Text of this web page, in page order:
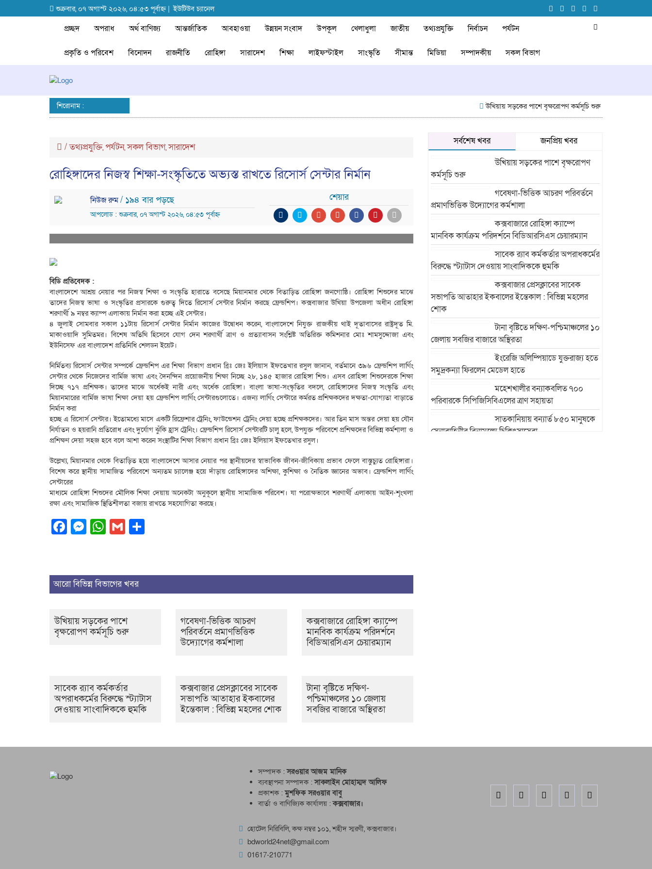
শুক্রবার, ০৭ অগাস্ট ২০২৬, ০৪:৫৩ পূর্বাহ্ন | ইউটিউব চ্যানেল
প্রচ্ছদ অপরাধ অর্থ বাণিজ্য আন্তর্জাতিক আবহাওয়া উন্নয়ন সংবাদ উপকূল খেলাধুলা জাতীয় তথ্যপ্রযুক্তি নির্বাচন পর্যটন
প্রকৃতি ও পরিবেশ বিনোদন রাজনীতি রোহিঙ্গা সারাদেশ শিক্ষা লাইফস্টাইল সাংস্কৃতি সীমান্ত মিডিয়া সম্পাদকীয় সকল বিভাগ
শিরোনাম : উখিয়ায় সড়কের পাশে বৃক্ষরোপণ কর্মসূচি শুরু
/তথ্যপ্রযুক্তি, পর্যটন,সকল বিভাগ,সারাদেশ
রোহিঙ্গাদের নিজস্ব শিক্ষা-সংস্কৃতিতে অভ্যস্ত রাখতে রিসোর্স সেন্টার নির্মান
নিউজ রুম/ ১৯৪ বার পড়ছে
আপলোড : শুক্রবার, ০৭ অগাস্ট ২০২৬, ০৪:৫৩ পূর্বাহ্ন
শেয়ার
বিডি প্রতিবেদক :
বাংলাদেশে আশ্রয় নেয়ার পর নিজস্ব শিক্ষা ও সংস্কৃতি হারাতে বসেছে মিয়ানমার থেকে বিতাড়িত রোহিঙ্গা জনগোষ্ঠি। রোহিঙ্গা শিশুদের মাঝে
তাদের নিজস্ব ভাষা ও সংস্কৃতির প্রসারকে গুরুত্ব দিতে রিসোর্স সেন্টার নির্মান করছে ফ্রেন্ডশিপ। কক্সবাজার উখিয়া উপজেলা অধীন রোহিঙ্গা
শরণার্থী ৯ নম্বর ক্যাম্প এলাকায় নির্মান করা হচ্ছে এই সেন্টার।
৪ জুলাই সোমবার সকাল ১১টায় রিসোর্স সেন্টার নির্মান কাজের উদ্বোধন করেন, বাংলাদেশে নিযুক্ত রাজকীয় থাই দূতাবাসের রাষ্ট্রদূত মি.
মাকাওয়াদি সুমিতমর। বিশেষ অতিথি হিসেবে যোগ দেন শরণার্থী ত্রাণ ও প্রত্যাবাসন সংশ্লিষ্ট অতিরিক্ত কমিশনার মোঃ শামসুদ্দোজা এবং
ইউনিসেফ এর বাংলাদেশ প্রতিনিধি শেলডন ইয়েট।
নির্মিতব্য রিসোর্স সেন্টার সম্পর্কে ফ্রেন্ডশিপ এর শিক্ষা বিভাগ প্রধান ব্রিঃ জেঃ ইলিয়াস ইফতেখার রসুল জানান, বর্তমানে ৩৯৬ ফ্রেন্ডশিপ লার্ণিং
সেন্টার থেকে নিজেদের বার্মিজ ভাষা এবং দৈনন্দিন প্রয়োজনীয় শিক্ষা নিচ্ছে ২৮, ১৪৫ হাজার রোহিঙ্গা শিশু। এসব রোহিঙ্গা শিশুদেরকে শিক্ষা
দিচ্ছে ৭১৭ প্রশিক্ষক। তাদের মাঝে অর্ধেকই নারী এবং অর্ধেক রোহিঙ্গা। বাংলা ভাষা-সংস্কৃতির বদলে, রোহিঙ্গাদের নিজস্ব সংস্কৃতি এবং
মিয়ানমারের বার্মিজ ভাষা শিক্ষা দেয়া হয় ফ্রেন্ডশিপ লার্ণিং সেন্টারগুলোতে। এজন্য লার্ণিং সেন্টারে কর্মরত প্রশিক্ষকদের দক্ষতা-যোগ্যতা বাড়াতে
নির্মান করা
হচ্ছে এ রিসোর্স সেন্টার। ইতোমধ্যে মাসে একটি রিফ্রেশার ট্রেনিং, ফাউন্ডেশন ট্রেনিং দেয়া হচ্ছে প্রশিক্ষকদের। আর তিন মাস অন্তর দেয়া হয় যৌন
নির্যাতন ও হয়রানি প্রতিরোধ এবং দুর্যোগ ঝুঁকি হ্রাস ট্রেনিং। ফ্রেন্ডশিপ রিসোর্স সেন্টারটি চালু হলে, উপযুক্ত পরিবেশে প্রশিক্ষদের বিভিন্ন কর্মশালা ও
প্রশিক্ষণ দেয়া সহজ হবে বলে আশা করেন সংস্থাটির শিক্ষা বিভাগ প্রধান ব্রিঃ জেঃ ইলিয়াস ইফতেখার রসুল।
উল্লেখ্য, মিয়ানমার থেকে বিতাড়িত হয়ে বাংলাদেশে আসার নেয়ার পর স্থানীয়দের স্বাভাবিক জীবন-জীবিকায় প্রভাব ফেলে বাস্তুচ্যুত রোহিঙ্গারা।
বিশেষ করে স্থানীয় সামাজিত পরিবেশে অন্যতম চ্যালেঞ্জ হয়ে দাঁড়ায় রোহিঙ্গাদের অশিক্ষা, কুশিক্ষা ও নৈতিক জ্ঞানের অভাব। ফ্রেন্ডশিপ লার্ণিং
সেন্টারের
মাধ্যমে রোহিঙ্গা শিশুদের মৌলিক শিক্ষা দেয়ায় অনেকটা অনুকূলে স্থানীয় সামাজিক পরিবেশ। যা পরোক্ষভাবে শরণার্থী এলাকায় আইন-শৃংখলা
রক্ষা এবং সামাজিক স্থিতিশীলতা বজায় রাখতে সহযোগিতা করছে।
Facebook
Messenger
WhatsApp
Gmail
আরো বিভিন্ন বিভাগের খবর
উখিয়ায় সড়কের পাশে
বৃক্ষরোপণ কর্মসূচি শুরু
গবেষণা-ভিত্তিক আচরণ
পরিবর্তনে প্রমাণভিত্তিক
উদ্যোগের কর্মশালা
কক্সবাজারে রোহিঙ্গা ক্যাম্পে
মানবিক কার্যক্রম পরিদর্শনে
বিডিআরসিএস চেয়ারম্যান
সাবেক র‍্যাব কর্মকর্তার
অপরাধকর্মের বিরুদ্ধে স্ট্যাটাস
দেওয়ায় সাংবাদিককে হুমকি
কক্সবাজার প্রেসক্লাবের সাবেক
সভাপতি আতাহার ইকবালের
ইন্তেকাল : বিভিন্ন মহলের শোক
টানা বৃষ্টিতে দক্ষিণ-
পশ্চিমাঞ্চলের ১০ জেলায়
সবজির বাজারে অস্থিরতা
সর্বশেষ খবর
জনপ্রিয় খবর
উখিয়ায় সড়কের পাশে বৃক্ষরোপণ
কর্মসূচি শুরু
গবেষণা-ভিত্তিক আচরণ পরিবর্তনে
প্রমাণভিত্তিক উদ্যোগের কর্মশালা
কক্সবাজারে রোহিঙ্গা ক্যাম্পে
মানবিক কার্যক্রম পরিদর্শনে বিডিআরসিএস চেয়ারম্যান
সাবেক র‍্যাব কর্মকর্তার অপরাধকর্মের
বিরুদ্ধে স্ট্যাটাস দেওয়ায় সাংবাদিককে হুমকি
কক্সবাজার প্রেসক্লাবের সাবেক
সভাপতি আতাহার ইকবালের ইন্তেকাল : বিভিন্ন মহলের
শোক
টানা বৃষ্টিতে দক্ষিণ-পশ্চিমাঞ্চলের ১০
জেলায় সবজির বাজারে অস্থিরতা
ইংরেজি অলিম্পিয়াডে যুক্তরাজ্য হতে
সমুদ্রকন্যা ফিরলেন মেডেল হাতে
মহেশখালীর বন্যাকবলিত ৭০০
পরিবারকে সিপিজিসিবিএলের ত্রাণ সহায়তা
সাতকানিয়ায় বন্যার্ত ৮৫০ মানুষকে
সেনাবাহিনীর বিনামূল্যে চিকিৎসাসেবা
সম্পাদক :সরওয়ার আজম মানিক
ব্যবস্থাপনা সম্পাদক :সাকলাইন মোহাম্মদ আলিফ
প্রকাশক :মুশফিক সরওয়ার বাবু
বার্তা ও বাণিজ্যিক কার্যালয় :কক্সবাজার।
হোটেল নিরিবিলি, কক্ষ নম্বর ১০১, শহীদ স্মরণী, কক্সবাজার।
bdworld24net@gmail.com
01617-210771